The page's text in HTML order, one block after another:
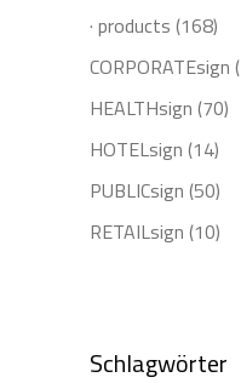
· products (168)
CORPORATEsign
HEALTHsign (70)
HOTELsign (14)
PUBLICsign (50)
RETAILsign (10)
Schlagwörter